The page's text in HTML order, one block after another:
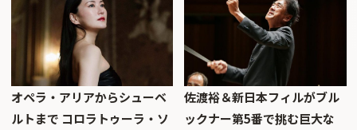
オペラ・アリアからシューベ
ルトまで コロラトゥーラ・ソ
佐渡裕＆新日本フィルがブル
ックナー第5番で挑む巨大な